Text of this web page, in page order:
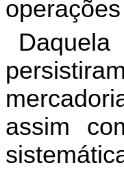
operações
Daquela
persistiram
assim